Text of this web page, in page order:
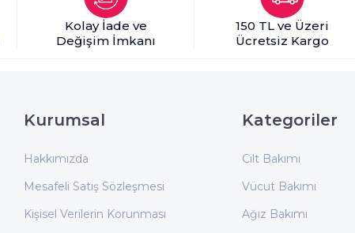
Kolay İade ve
Değişim İmkanı
150 TL ve Üzeri
Ücretsiz Kargo
Kurumsal
Hakkımızda
Mesafeli Satış Sözleşmesi
Kişisel Verilerin Korunması
Kategoriler
Cilt Bakımı
Vücut Bakımı
Ağız Bakımı